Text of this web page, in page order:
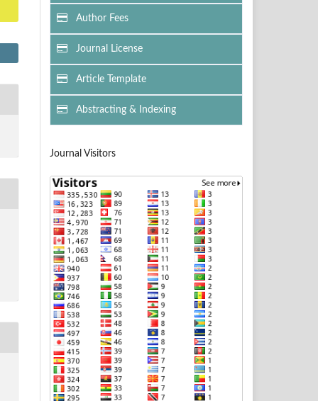
Author Fees
Journal License
Article Template
Abstracting & Indexing
Journal Visitors